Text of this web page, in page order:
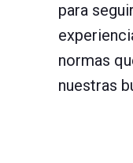
para
normas
nuestras